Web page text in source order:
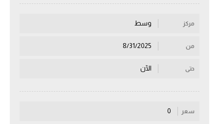
أقسام
منتخب مصر
مركز وسط
من
حتى الآن
سعر